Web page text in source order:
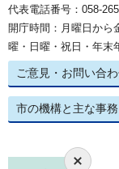
代表電話番号：058-
開庁時間：月曜日か
曜・日曜・祝日・年末
ご意見・お問い合
市の機構と主な事務